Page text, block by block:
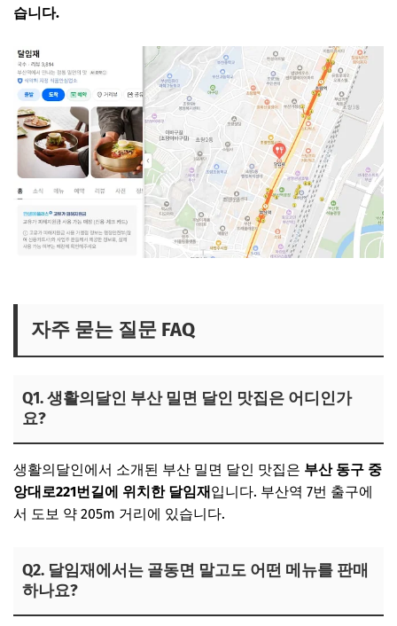
습니다.
자주 묻는 질문 FAQ
Q1. 생활의달인 부산 밀면 달인 맛집은 어디인가
요?
생활의달인에서 소개된 부산 밀면 달인 맛집은 부산 동구 중
앙대로221번길에 위치한 달임재입니다. 부산역 7번 출구에
서 도보 약 205m 거리에 있습니다.
Q2. 달임재에서는 골동면 말고도 어떤 메뉴를 판매
하나요?